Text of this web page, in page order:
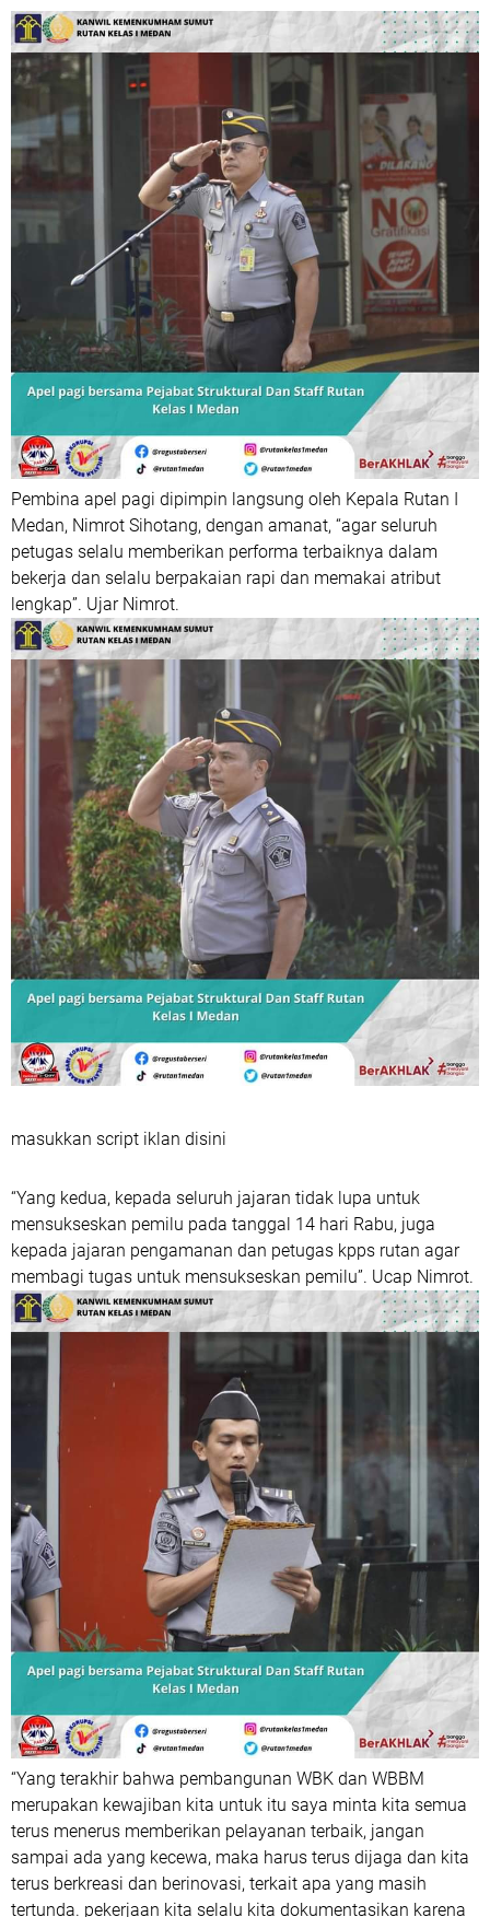
Pembina apel pagi dipimpin langsung oleh Kepala Rutan I
Medan, Nimrot Sihotang, dengan amanat, “agar seluruh
petugas selalu memberikan performa terbaiknya dalam
bekerja dan selalu berpakaian rapi dan memakai atribut
lengkap”. Ujar Nimrot.
masukkan script iklan disini
“Yang kedua, kepada seluruh jajaran tidak lupa untuk
mensukseskan pemilu pada tanggal 14 hari Rabu, juga
kepada jajaran pengamanan dan petugas kpps rutan agar
membagi tugas untuk mensukseskan pemilu”. Ucap Nimrot.
“Yang terakhir bahwa pembangunan WBK dan WBBM
merupakan kewajiban kita untuk itu saya minta kita semua
terus menerus memberikan pelayanan terbaik, jangan
sampai ada yang kecewa, maka harus terus dijaga dan kita
terus berkreasi dan berinovasi, terkait apa yang masih
tertunda. pekerjaan kita selalu kita dokumentasikan karena